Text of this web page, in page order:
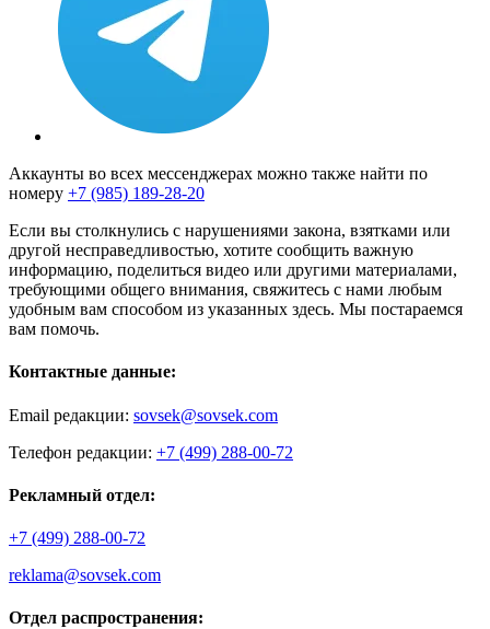
Аккаунты во всех мессенджерах можно также найти по
номеру +7 (985) 189-28-20
Если вы столкнулись с нарушениями закона, взятками или
другой несправедливостью, хотите сообщить важную
информацию, поделиться видео или другими материалами,
требующими общего внимания, свяжитесь с нами любым
удобным вам способом из указанных здесь. Мы постараемся
вам помочь.
Контактные данные:
Email редакции: sovsek@sovsek.com
Телефон редакции: +7 (499) 288-00-72
Рекламный отдел:
+7 (499) 288-00-72
reklama@sovsek.com
Отдел распространения: